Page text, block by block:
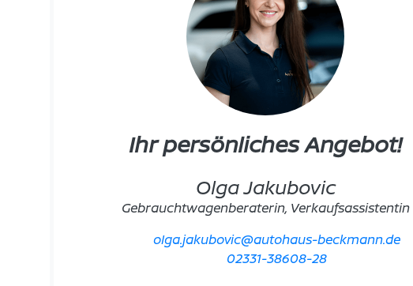
Ihr persönliches Angebot!
Olga Jakubovic
Gebrauchtwagenberaterin, Verkaufsassistentin
olga.jakubovic@autohaus-beckmann.de
02331-38608-28